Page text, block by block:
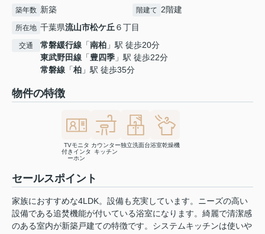
築年数 新築 階建て 2階建
所在地 千葉県流山市松ケ丘６丁目
交通 常磐緩行線 「南柏 」駅 徒歩20分
東武野田線 「豊四季 」駅 徒歩22分
常磐線 「柏 」駅 徒歩35分
物件の特徴
TVモニタ
付きインタ
ーホン
カウンター
キッチン
独立洗面台浴室乾燥機
セールスポイント
家族におすすめな4LDK。設備も充実しています。ニーズの高い
設備である追焚機能が付いている浴室になります。綺麗で清潔感
のある室内が新築戸建ての特徴です。システムキッチンは使いや